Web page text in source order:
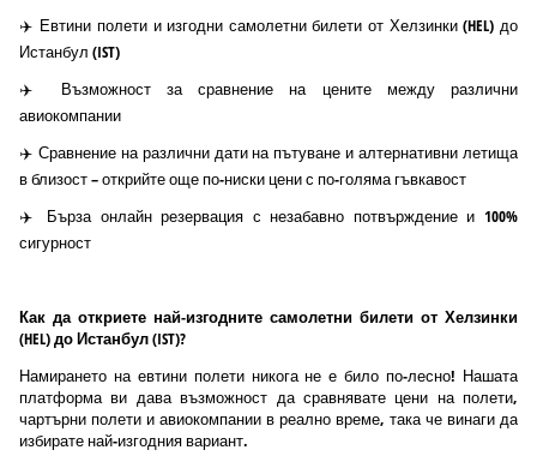
✈️ Евтини полети и изгодни самолетни билети от Хелзинки (HEL) до
Истанбул (IST)
✈️ Възможност за сравнение на цените между различни
авиокомпании
✈️ Сравнение на различни дати на пътуване и алтернативни летища
в близост – открийте още по-ниски цени с по-голяма гъвкавост
✈️ Бърза онлайн резервация с незабавно потвърждение и 100%
сигурност
Как да откриете най-изгодните самолетни билети от Хелзинки
(HEL) до Истанбул (IST)?
Намирането на евтини полети никога не е било по-лесно! Нашата
платформа ви дава възможност да сравнявате цени на полети,
чартърни полети и авиокомпании в реално време, така че винаги да
избирате най-изгодния вариант.